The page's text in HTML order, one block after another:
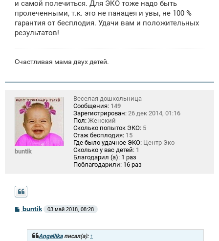
и самой полечиться. Для ЭКО тоже надо быть
пролеченными, т.к. это не панацея и увы, не 100 %
гарантия от бесплодия. Удачи вам и положительных
результатов!
Счастливая мама двух детей.
buntik
Веселая дошкольница
Сообщения: 149
Зарегистрирован: 26 дек 2014, 01:16
Пол: Женский
Сколько попыток ЭКО: 5
Стаж бесплодия: 15
Где было удачное ЭКО: Центр Эко
Сколько у вас детей: 1
Благодарил (а): 1 раз
Поблагодарили: 16 раз
Сbuntik 03 май 2018, 08:28
Angellikaписал(а): ↑